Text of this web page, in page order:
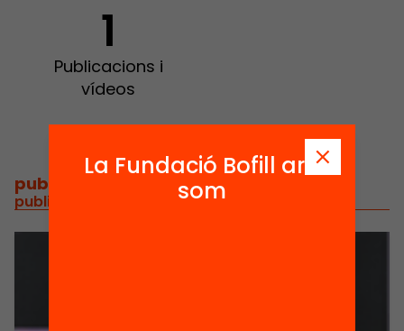
1
Publicacions i
vídeos
publicacions i vídeos/
publicacions i vídeos relacionats
La Fundació Bofill ara
som